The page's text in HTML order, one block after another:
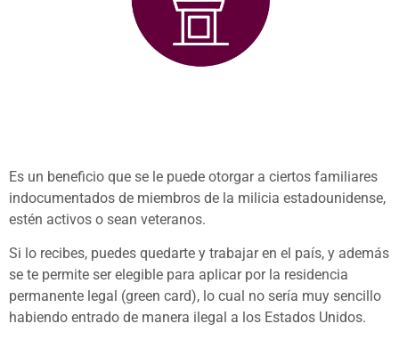
Es un beneficio que se le puede otorgar a ciertos familiares
indocumentados de miembros de la milicia estadounidense,
estén activos o sean veteranos.
Si lo recibes, puedes quedarte y trabajar en el país, y además
se te permite ser elegible para aplicar por la residencia
permanente legal (green card), lo cual no sería muy sencillo
habiendo entrado de manera ilegal a los Estados Unidos.